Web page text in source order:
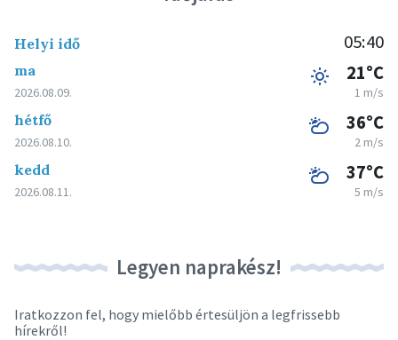
Helyi idő 05:40
ma
2026.08.09.
21°C
1 m/s
hétfő
2026.08.10.
36°C
2 m/s
kedd
2026.08.11.
37°C
5 m/s
Legyen naprakész!
Iratkozzon fel, hogy mielőbb értesüljön a legfrissebb
hírekről!